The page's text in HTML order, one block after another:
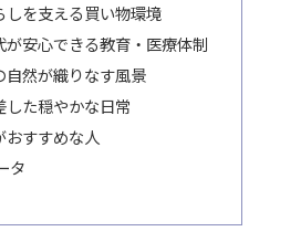
しを支える買い物環境
が安心できる教育・医療体制
自然が織りなす風景
した穏やかな日常
おすすめな人
タ